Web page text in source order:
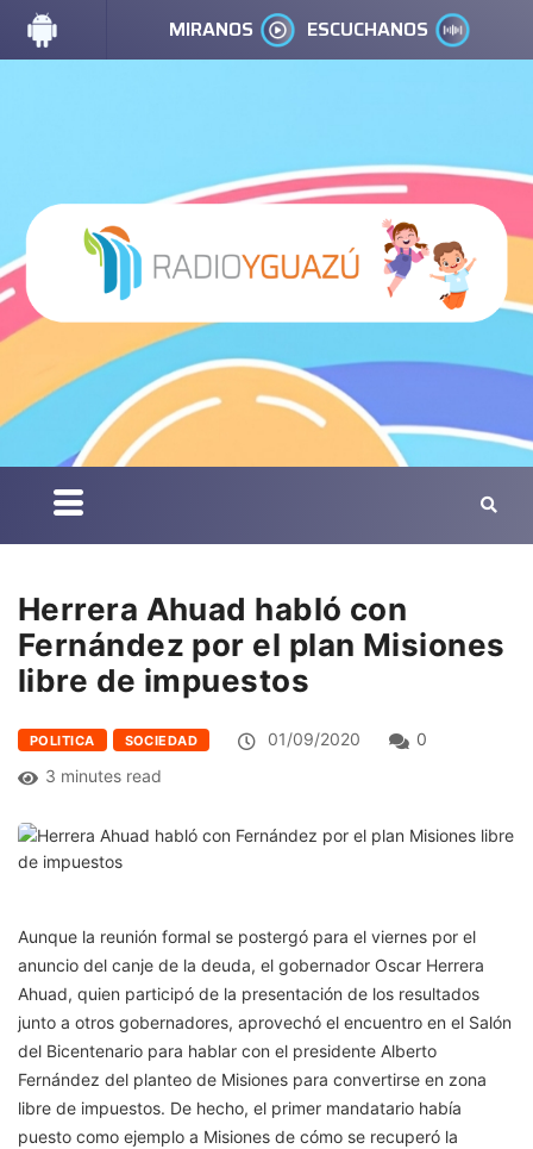
MIRANOS ESCUCHANOS
Herrera Ahuad habló con
Fernández por el plan Misiones
libre de impuestos
POLITICA SOCIEDAD 01/09/2020
0
3 minutes read
Aunque la reunión formal se postergó para el viernes por el
anuncio del canje de la deuda, el gobernador Oscar Herrera
Ahuad, quien participó de la presentación de los resultados
junto a otros gobernadores, aprovechó el encuentro en el Salón
del Bicentenario para hablar con el presidente Alberto
Fernández del planteo de Misiones para convertirse en zona
libre de impuestos. De hecho, el primer mandatario había
puesto como ejemplo a Misiones de cómo se recuperó la